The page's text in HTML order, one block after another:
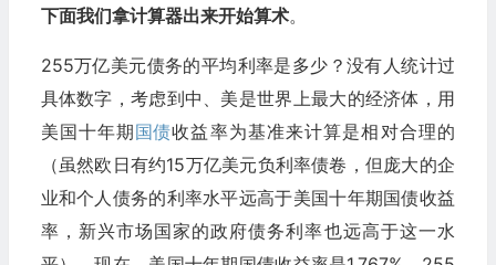
下面我们拿计算器出来开始算术。
255万亿美元债务的平均利率是多少？没有人统计过
具体数字，考虑到中、美是世界上最大的经济体，用
美国十年期国债收益率为基准来计算是相对合理的
（虽然欧日有约15万亿美元负利率债卷，但庞大的企
业和个人债务的利率水平远高于美国十年期国债收益
率，新兴市场国家的政府债务利率也远高于这一水